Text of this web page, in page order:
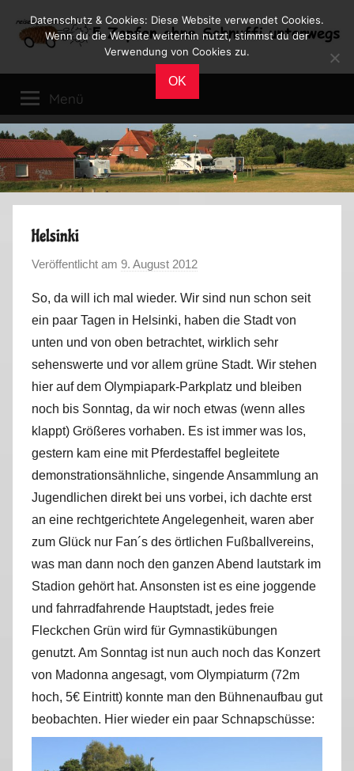
Inhalt
Reiseblog
Leben
im
Wohnmobil
Menü
Helsinki
Veröffentlicht am 9. August 2012
n
M
a
r
k
u
s
So, da will ich mal wieder. Wir sind nun schon seit
ein paar Tagen in Helsinki, haben die Stadt von
unten und von oben betrachtet, wirklich sehr
sehenswerte und vor allem grüne Stadt. Wir stehen
hier auf dem Olympiapark-Parkplatz und bleiben
noch bis Sonntag, da wir noch etwas (wenn alles
klappt) Größeres vorhaben. Es ist immer was los,
gestern kam eine mit Pferdestaffel begleitete
demonstrationsähnliche, singende Ansammlung an
Jugendlichen direkt bei uns vorbei, ich dachte erst
an eine rechtgerichtete Angelegenheit, waren aber
zum Glück nur Fan´s des örtlichen Fußballvereins,
was man dann noch den ganzen Abend lautstark im
Stadion gehört hat. Ansonsten ist es eine joggende
und fahrradfahrende Hauptstadt, jedes freie
Fleckchen Grün wird für Gymnastikübungen
genutzt. Am Sonntag ist nun auch noch das Konzert
von Madonna angesagt, vom Olympiaturm (72m
hoch, 5€ Eintritt) konnte man den Bühnenaufbau gut
beobachten. Hier wieder ein paar Schnapschüsse:
Datenschutz & Cookies: Diese Website verwendet Cookies.
Wenn du die Website weiterhin nutzt, stimmst du der
Verwendung von Cookies zu.
OK